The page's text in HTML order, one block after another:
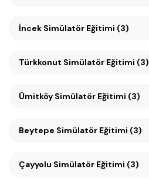
İncek Simülatör Eğitimi (3)
Türkkonut Simülatör Eğitimi (3)
Ümitköy Simülatör Eğitimi (3)
Beytepe Simülatör Eğitimi (3)
Çayyolu Simülatör Eğitimi (3)